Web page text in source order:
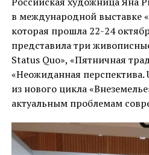
росіянами
повідомив
Києва
своєму
Telegram, як
численні
тісно
його батьком,
Рудольфом
Цвірнером, –
Ріхтер у
відчуваю,
прекрасною
в международной выставке
которая прошла 22-24
представила три
Status Quo», «Пятничная
«Неожиданная перспектива.
из нового цикла
актуальным проблемам